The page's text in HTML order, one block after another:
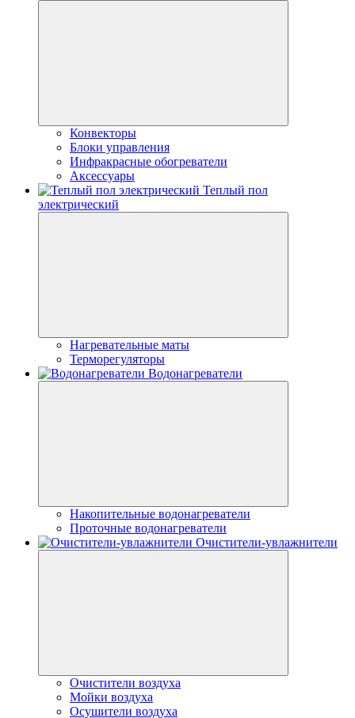
Конвекторы
Блоки управления
Инфракрасные обогреватели
Аксессуары
Теплый пол
электрический
Нагревательные маты
Терморегуляторы
Водонагреватели
Накопительные водонагреватели
Проточные водонагреватели
Очистители-увлажнители
Очистители воздуха
Мойки воздуха
Осушители воздуха